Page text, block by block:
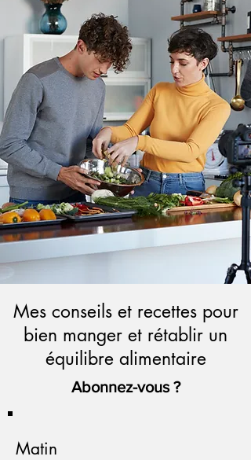
Mes conseils et recettes pour
bien manger et rétablir un
équilibre alimentaire
Abonnez-vous ?
Matin